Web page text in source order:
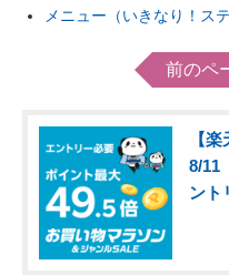
メニュー（いきなり！ステ
前のペ
【
8/11
ント